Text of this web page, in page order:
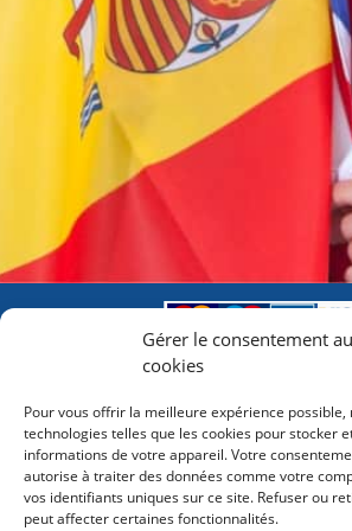
Gérer le consentement
cookies
Pour vous offrir la meilleure expérience possible,
technologies telles que les cookies pour stocker
informations de votre appareil. Votre
autorise à traiter des données comme votre
vos identifiants uniques sur ce site. Refuser ou
peut affecter certaines fonctionnalités.
© 2026 lcampus.co Tous droits